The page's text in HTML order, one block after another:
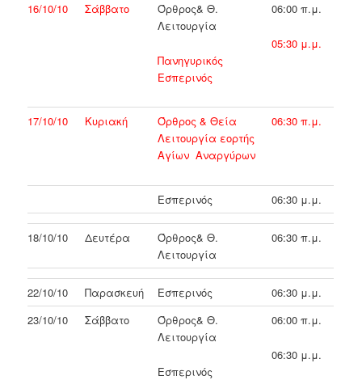
16/10/10 Σάββατο
Όρθρος& Θ.
Λειτουργία
Πανηγυρικός
Εσπερινός
06:00 π.μ.
05:30 μ.μ.
17/10/10 Κυριακή
Όρθρος & Θεία
Λειτουργία εορτής
Αγίων Αναργύρων
06:30 π.μ.
Εσπερινός 06:30 μ.μ.
18/10/10 Δευτέρα
Όρθρος& Θ.
Λειτουργία
06:30 π.μ.
22/10/10 Παρασκευή Εσπερινός
06:30 μ.μ.
23/10/10
Σάββατο
Όρθρος& Θ.
Λειτουργία
Εσπερινός
06:00 π.μ.
06:30 μ.μ.